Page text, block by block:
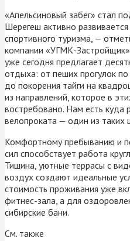
«Апельсиновый забег» стал
Шерегеш активно
спортивного туризма, —
компании «УГМК-
уже сегодня предлагает
отдыха: от пеших прогулок
до покорения тайги на
из направлений, которое в
востребовано. Нам есть куда
велопроката — один из таких
Комфортному пребыванию и
сил способствует работа
Тишина, уютные террасы с
воздух создают идеальные
стоимость проживания уже
фитнес-зала, а для
сибирские бани.
См. также